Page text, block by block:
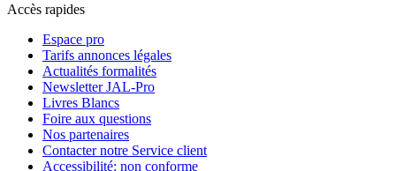
Accès rapides
Espace pro
Tarifs annonces légales
Actualités formalités
Newsletter JAL-Pro
Livres Blancs
Foire aux questions
Nos partenaires
Contacter notre Service client
Accessibilité: non conforme